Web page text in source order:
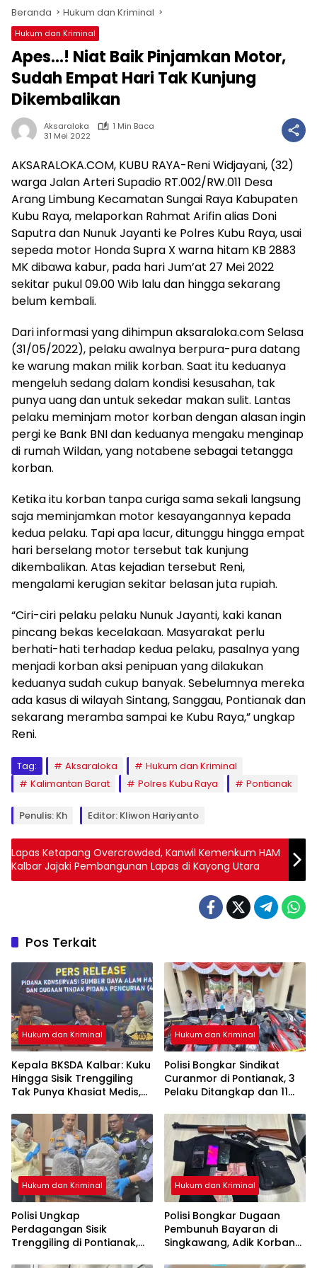
Beranda Hukum dan Kriminal
Hukum dan Kriminal
Apes…! Niat Baik Pinjamkan Motor,
Sudah Empat Hari Tak Kunjung
Dikembalikan
Aksaraloka
1 Min Baca
31 Mei 2022
AKSARALOKA.COM, KUBU RAYA-Reni Widjayani, (32)
warga Jalan Arteri Supadio RT.002/RW.011 Desa
Arang Limbung Kecamatan Sungai Raya Kabupaten
Kubu Raya, melaporkan Rahmat Arifin alias Doni
Saputra dan Nunuk Jayanti ke Polres Kubu Raya, usai
sepeda motor Honda Supra X warna hitam KB 2883
MK dibawa kabur, pada hari Jum’at 27 Mei 2022
sekitar pukul 09.00 Wib lalu dan hingga sekarang
belum kembali.
Dari informasi yang dihimpun aksaraloka.com Selasa
(31/05/2022), pelaku awalnya berpura-pura datang
ke warung makan milik korban. Saat itu keduanya
mengeluh sedang dalam kondisi kesusahan, tak
punya uang dan untuk sekedar makan sulit. Lantas
pelaku meminjam motor korban dengan alasan ingin
pergi ke Bank BNI dan keduanya mengaku menginap
di rumah Wildan, yang notabene sebagai tetangga
korban.
Ketika itu korban tanpa curiga sama sekali langsung
saja meminjamkan motor kesayangannya kepada
kedua pelaku. Tapi apa lacur, ditunggu hingga empat
hari berselang motor tersebut tak kunjung
dikembalikan. Atas kejadian tersebut Reni,
mengalami kerugian sekitar belasan juta rupiah.
“Ciri-ciri pelaku pelaku Nunuk Jayanti, kaki kanan
pincang bekas kecelakaan. Masyarakat perlu
berhati-hati terhadap kedua pelaku, pasalnya yang
menjadi korban aksi penipuan yang dilakukan
keduanya sudah cukup banyak. Sebelumnya mereka
ada kasus di wilayah Sintang, Sanggau, Pontianak dan
sekarang meramba sampai ke Kubu Raya,” ungkap
Reni.
Tag: Aksaraloka
Hukum dan Kriminal
Kalimantan Barat
Polres Kubu Raya Pontianak
Penulis: Kh Editor: Kliwon Hariyanto
Lapas Ketapang Overcrowded, Kanwil Kemenkum HAM
Kalbar Jajaki Pembangunan Lapas di Kayong Utara
Pos Terkait
Hukum dan Kriminal
Kepala BKSDA Kalbar: Kuku
Hingga Sisik Trenggiling
Tak Punya Khasiat Medis,
Hukum dan Kriminal
Polisi Bongkar Sindikat
Curanmor di Pontianak, 3
Pelaku Ditangkap dan 11
Hukum dan Kriminal
Polisi Ungkap
Perdagangan Sisik
Trenggiling di Pontianak,
Hukum dan Kriminal
Polisi Bongkar Dugaan
Pembunuh Bayaran di
Singkawang, Adik Korban